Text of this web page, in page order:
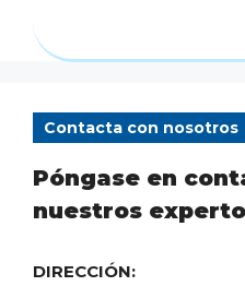
Contacta con nosotros
Póngase en
nuestros
DIRECCIÓN: